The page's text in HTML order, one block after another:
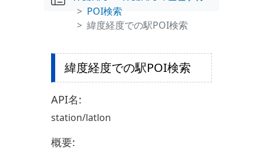
POI検索
緯度経度での駅POI検索
緯度経度での駅POI検索
API名:
station/latlon
概要: